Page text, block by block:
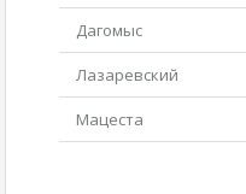
Дагомыс
Лазаревский
Мацеста